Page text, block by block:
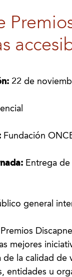
22 de
Fundación
Entrega
general
Premios
mejores
de la calidad de
entidades u